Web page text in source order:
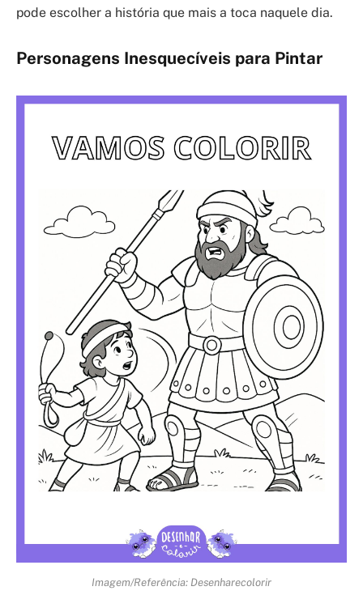
pode escolher a história que mais a toca naquele dia.
Personagens Inesquecíveis para Pintar
Imagem/Referência: Desenharecolorir